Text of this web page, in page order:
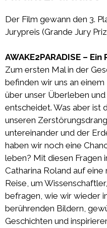
Der Film gewann den 3.
Jurypreis (Grande Jury
AWAKE2PARADISE –
Zum ersten Mal in der
befinden wir uns an
über unser Überleben
entscheidet. Was aber ist
unseren
untereinander und der
haben wir noch eine
leben? Mit diesen Fragen
Catharina Roland auf
Reise, um
befragen, wie wir wieder
berührenden Bildern,
Geschichten und